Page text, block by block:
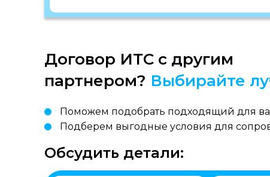
Договор ИТС с другим
партнером? Выбирайте
Поможем подобрать подходящий для
Подберем выгодные условия для
Обсудить детали: